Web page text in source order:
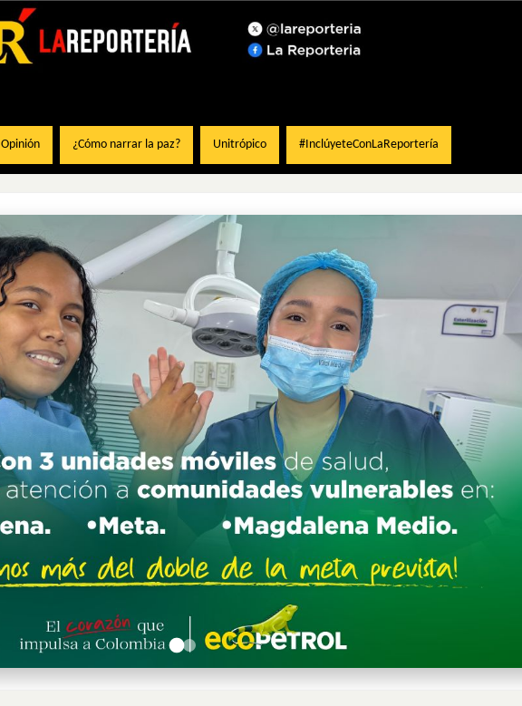
Opinión ¿Cómo narrar la paz? Unitrópico #InclúyeteConLaReportería